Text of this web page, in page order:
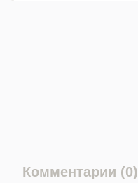
Комментарии (0)